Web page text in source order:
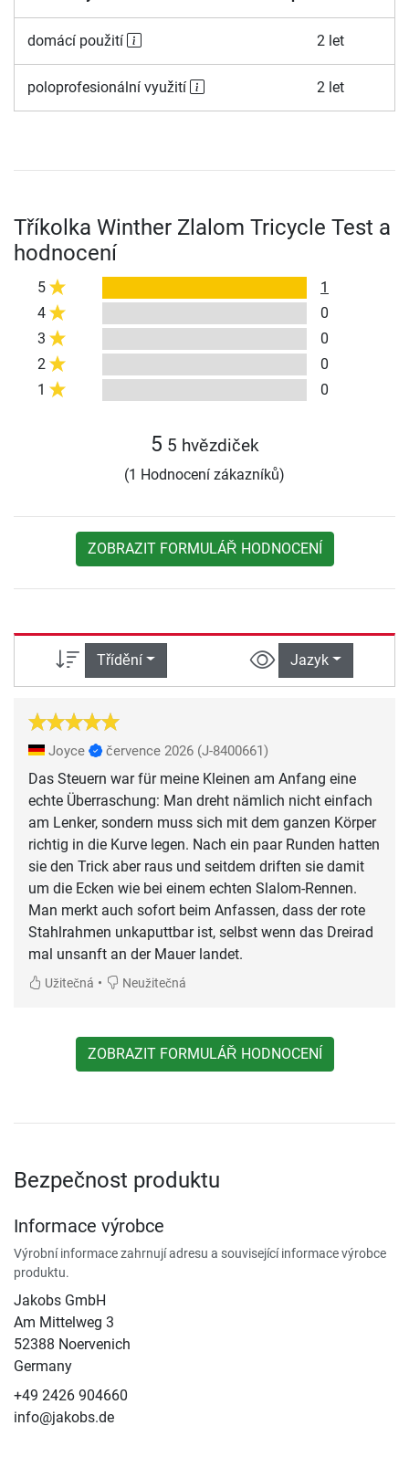
domácí použití 2 let
poloprofesionální využití 2 let
Tříkolka Winther Zlalom Tricycle Test a
hodnocení
5
1
4
0
3
0
2
0
1
0
5 5 hvězdiček
(1 Hodnocení zákazníků)
ZOBRAZIT FORMULÁŘ HODNOCENÍ
Třídění Jazyk
Joyce července 2026 (J-8400661)
Das Steuern war für meine Kleinen am Anfang eine
echte Überraschung: Man dreht nämlich nicht einfach
am Lenker, sondern muss sich mit dem ganzen Körper
richtig in die Kurve legen. Nach ein paar Runden hatten
sie den Trick aber raus und seitdem driften sie damit
um die Ecken wie bei einem echten Slalom-Rennen.
Man merkt auch sofort beim Anfassen, dass der rote
Stahlrahmen unkaputtbar ist, selbst wenn das Dreirad
mal unsanft an der Mauer landet.
Užitečná • Neužitečná
ZOBRAZIT FORMULÁŘ HODNOCENÍ
Bezpečnost produktu
Informace výrobce
Výrobní informace zahrnují adresu a související informace výrobce
produktu.
Jakobs GmbH
Am Mittelweg 3
52388 Noervenich
Germany
+49 2426 904660
info@jakobs.de